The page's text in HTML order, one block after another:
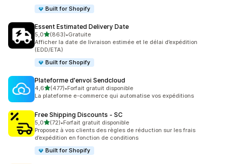
Built for Shopify
Essent Estimated Delivery Date
5,0étoile(s) sur 5
(863)
863 avis au total
•Gratuite
Afficher la date de livraison estimée et le délai d’expédition
(EDD/ETA)
Built for Shopify
Plateforme d'envoi Sendcloud
4,6étoile(s) sur 5
(477)
477 avis au total
•Forfait gratuit disponible
La plateforme e-commerce qui automatise vos expéditions
Free Shipping Discounts ‑ SC
5,0étoile(s) sur 5
(72)
72 avis au total
•Forfait gratuit disponible
Proposez à vos clients des règles de réduction sur les frais
d’expédition en fonction de conditions
Built for Shopify